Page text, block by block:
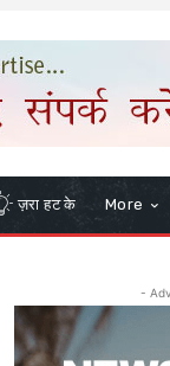
ज़रा हट के More
-